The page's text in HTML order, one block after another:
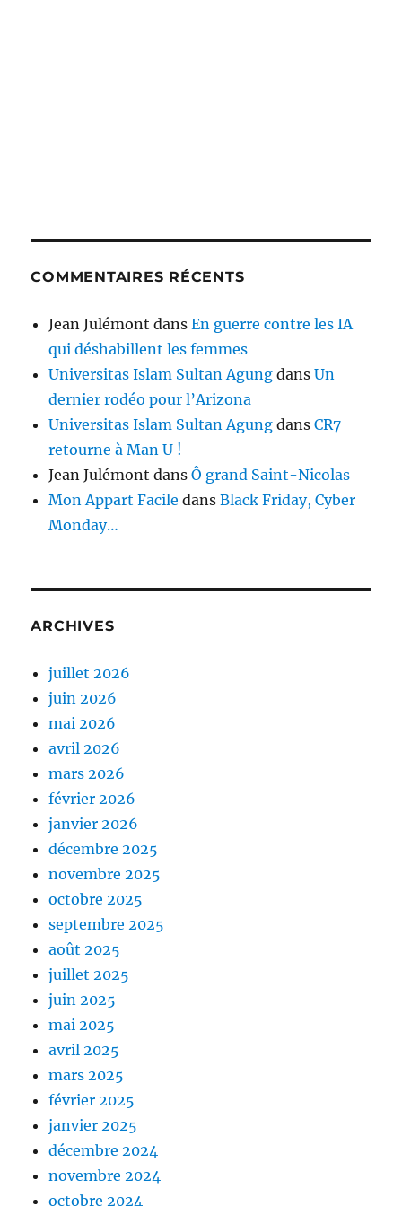
COMMENTAIRES RÉCENTS
Jean Julémont dansEn guerre contre les IA
qui déshabillent les femmes
Universitas Islam Sultan Agung dansUn
dernier rodéo pour l’Arizona
Universitas Islam Sultan Agung dansCR7
retourne à Man U !
Jean Julémont dansÔ grand Saint-Nicolas
Mon Appart Facile dansBlack Friday, Cyber
Monday…
ARCHIVES
juillet 2026
juin 2026
mai 2026
avril 2026
mars 2026
février 2026
janvier 2026
décembre 2025
novembre 2025
octobre 2025
septembre 2025
août 2025
juillet 2025
juin 2025
mai 2025
avril 2025
mars 2025
février 2025
janvier 2025
décembre 2024
novembre 2024
octobre 2024